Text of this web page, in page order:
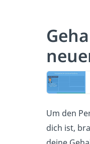
Um den
dich ist,